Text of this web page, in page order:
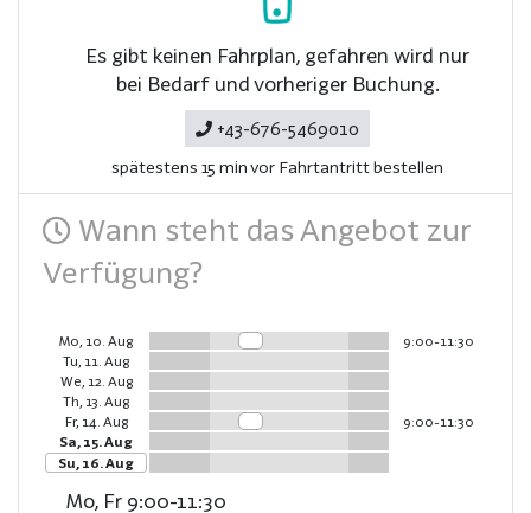
Es gibt keinen Fahrplan, gefahren wird nur
bei Bedarf und vorheriger Buchung.
+43-676-5469010
spätestens 15 min vor Fahrtantritt bestellen
Wann steht das Angebot zur
Verfügung?
Mo, 10. Aug
9:00-11:30
Tu, 11. Aug
We, 12. Aug
Th, 13. Aug
Fr, 14. Aug
9:00-11:30
Sa, 15. Aug
Su, 16. Aug
Mo, Fr 9:00-11:30